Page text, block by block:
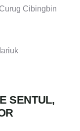
Cibingbin
SENTUL,